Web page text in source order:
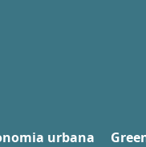
urbana